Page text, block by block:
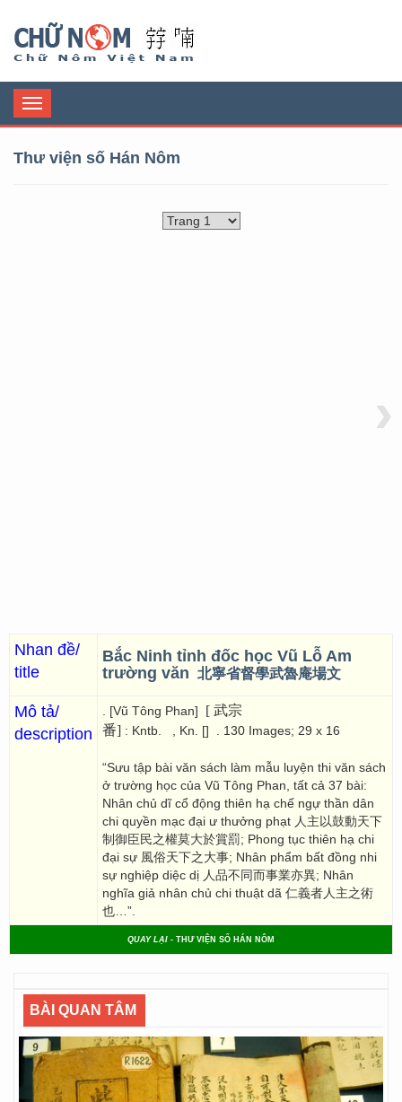
Toggle
navigation
Thư viện số Hán Nôm
›
Nhan đề/
title
Bắc Ninh tỉnh đốc học Vũ Lỗ Am
trường văn 北寧省督學武魯庵場文
Mô tả/
description
. [Vũ Tông Phan]
[ 武宗
番] : Kntb. , Kn. [] . 130 Images; 29 x 16
“Sưu tập bài văn sách làm mẫu luyện thi văn sách
ở trường học của Vũ Tông Phan, tất cả 37 bài:
Nhân chủ dĩ cổ động thiên hạ chế ngự thần dân
chi quyền mạc đại ư thưởng phạt 人主以鼓動天下
制御臣民之權莫大於賞罰; Phong tục thiên hạ chi
đại sự 風俗天下之大事; Nhân phẩm bất đồng nhi
sự nghiệp diệc dị 人品不同而事業亦異; Nhân
nghĩa giả nhân chủ chi thuật dã 仁義者人主之術
也…”.
QUAY LẠI - THƯ VIỆN SỐ HÁN NÔM
BÀI QUAN TÂM